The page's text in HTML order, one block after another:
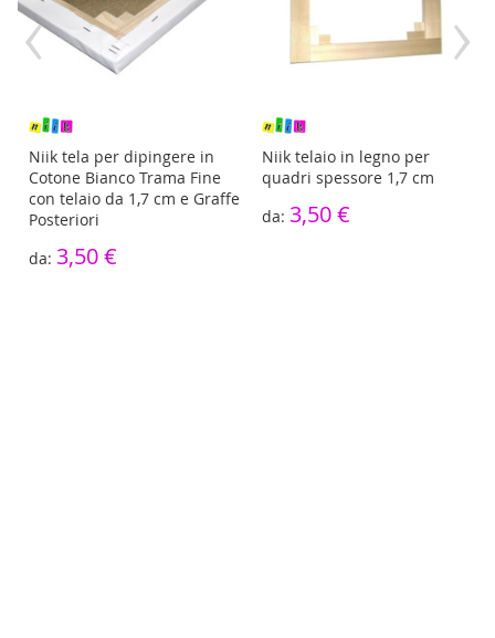
Niik tela per dipingere in
Cotone Bianco Trama Fine
con telaio da 1,7 cm e Graffe
Posteriori
3,50 €
Niik telaio in legno per
quadri spessore 1,7 cm
3,50 €
‹ ›